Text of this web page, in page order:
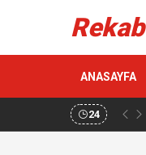
ANASAYFA
24